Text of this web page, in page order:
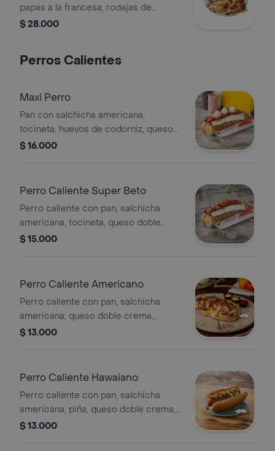
papas a la francesa, rodajas de
tomate y cebolla.
$ 28.000
Perros Calientes
Maxi Perro
Pan con salchicha americana,
tocineta, huevos de codorniz, queso
crema, salsas tártara, piña, mostaza,
$ 16.000
Perro Caliente Super Beto
Perro caliente con pan, salchicha
americana, tocineta, queso doble
crema, salsas piña, tártara, mostaza
$ 15.000
Perro Caliente Americano
Perro caliente con pan, salchicha
americana, queso doble crema,
salsas tratara, mostaza y de tomate,
$ 13.000
Perro Caliente Hawaiano
Perro caliente con pan, salchicha
americana, piña, queso doble crema,
salsas y papa chif.
$ 13.000